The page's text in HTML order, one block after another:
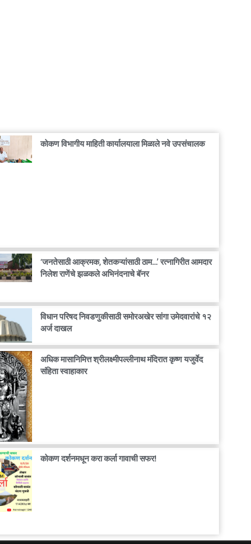
कोकण विभागीय माहिती कार्यालयाला मिळाले नवे उपसंचालक
‘जनतेसाठी आक्रमक, शेतकऱ्यांसाठी ठाम…’ रत्नागिरीत आमदार
निलेश राणेंचे झळकले अभिनंदनाचे बॅनर
विधान परिषद निवडणुकीसाठी समोरअखेर सांगा उमेदवारांचे १२
अर्ज दाखल
अधिक मासानिमित्त श्रीलक्ष्मीपल्लीनाथ मंदिरात कृष्ण यजुर्वेद
संहिता स्वाहाकार
कोकण दर्शनमधून करा कर्ला गावाची सफर!